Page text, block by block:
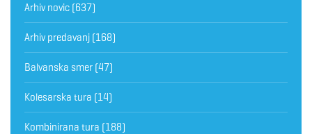
Arhiv novic (637)
Arhiv predavanj (168)
Balvanska smer (47)
Kolesarska tura (14)
Kombinirana tura (188)